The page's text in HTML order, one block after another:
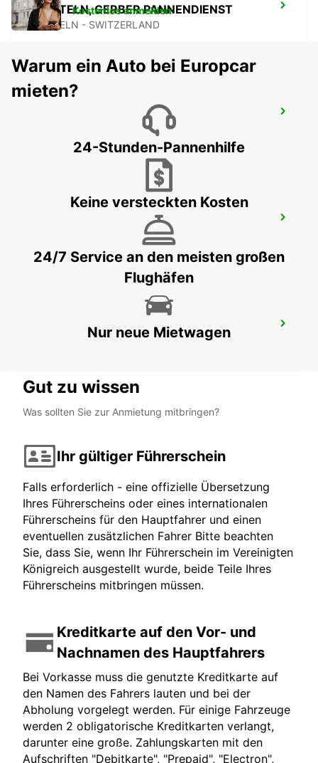
PRATTELN, GERBER PANNENDIENST
PRATTELN - SWITZERLAND
OLTEN, PARKHAUS NEUHARD
SOLOTHURN ZUCHWIL, AUTO WEBER
ZUCHWIL - SWITZERLAND
AARAU OBERENTFELDEN
Kostenlos anmelden
Warum ein Auto bei Europcar
mieten?
24-Stunden-Pannenhilfe
Keine versteckten Kosten
24/7 Service an den meisten großen
Flughäfen
Nur neue Mietwagen
Gut zu wissen
Was sollten Sie zur Anmietung mitbringen?
Ihr gültiger Führerschein
Falls erforderlich - eine offizielle Übersetzung
Ihres Führerscheins oder eines internationalen
Führerscheins für den Hauptfahrer und einen
eventuellen zusätzlichen Fahrer Bitte beachten
Sie, dass Sie, wenn Ihr Führerschein im Vereinigten
Königreich ausgestellt wurde, beide Teile Ihres
Führerscheins mitbringen müssen.
Kreditkarte auf den Vor- und
Nachnamen des Hauptfahrers
Bei Vorkasse muss die genutzte Kreditkarte auf
den Namen des Fahrers lauten und bei der
Abholung vorgelegt werden. Für einige Fahrzeuge
werden 2 obligatorische Kreditkarten verlangt,
darunter eine große. Zahlungskarten mit den
Aufschriften "Debitkarte", "Prepaid", "Electron",